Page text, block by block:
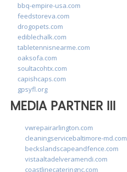
bbq-empire-usa.com
feedstoreva.com
drogopets.com
ediblechalk.com
tabletennisnearme.com
oaksofa.com
soultacohtx.com
capishcaps.com
gpsyfl.org
MEDIA PARTNER III
vwrepairarlington.com
cleaningservicebaltimore-md.com
beckslandscapeandfence.com
vistaaltadelveramendi.com
coastlinecateringnc.com